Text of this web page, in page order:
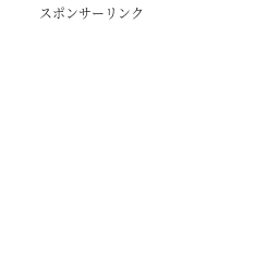
スポンサーリンク